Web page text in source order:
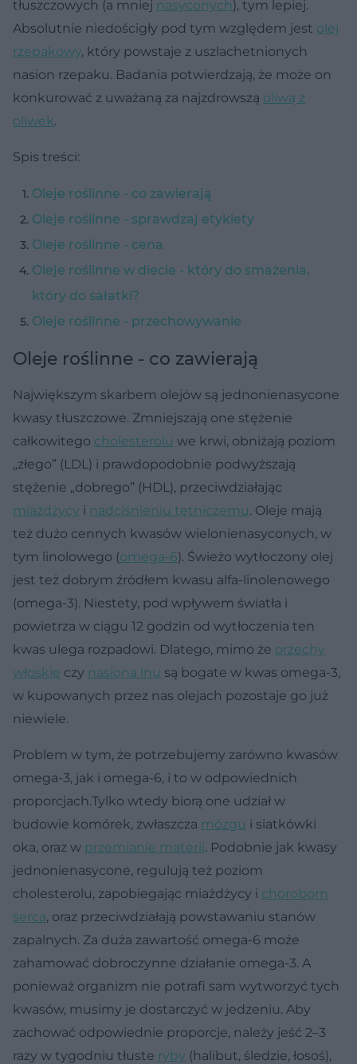
tłuszczowych (a mniej nasyconych), tym lepiej.
Absolutnie niedościgły pod tym względem jest olej
rzepakowy, który powstaje z uszlachetnionych
nasion rzepaku. Badania potwierdzają, że może on
konkurować z uważaną za najzdrowszą oliwą z
oliwek.
Spis treści:
Oleje roślinne - co zawierają
Oleje roślinne - sprawdzaj etykiety
Oleje roślinne - cena
Oleje roślinne w diecie - który do smażenia,
który do sałatki?
Oleje roślinne - przechowywanie
Oleje roślinne - co zawierają
Największym skarbem olejów są jednonienasycone
kwasy tłuszczowe. Zmniejszają one stężenie
całkowitego cholesterolu we krwi, obniżają poziom
„złego” (LDL) i prawdopodobnie podwyższają
stężenie „dobrego” (HDL), przeciwdziałając
miażdżycy i nadciśnieniu tętniczemu. Oleje mają
też dużo cennych kwasów wielonienasyconych, w
tym linolowego (omega-6). Świeżo wytłoczony olej
jest też dobrym źródłem kwasu alfa-linolenowego
(omega-3). Niestety, pod wpływem światła i
powietrza w ciągu 12 godzin od wytłoczenia ten
kwas ulega rozpadowi. Dlatego, mimo że orzechy
włoskie czy nasiona lnu są bogate w kwas omega-3,
w kupowanych przez nas olejach pozostaje go już
niewiele.
Problem w tym, że potrzebujemy zarówno kwasów
omega-3, jak i omega-6, i to w odpowiednich
proporcjach.Tylko wtedy biorą one udział w
budowie komórek, zwłaszcza mózgu i siatkówki
oka, oraz w przemianie materii. Podobnie jak kwasy
jednonienasycone, regulują też poziom
cholesterolu, zapobiegając miażdżycy i chorobom
serca, oraz przeciwdziałają powstawaniu stanów
zapalnych. Za duża zawartość omega-6 może
zahamować dobroczynne działanie omega-3. A
ponieważ organizm nie potrafi sam wytworzyć tych
kwasów, musimy je dostarczyć w jedzeniu. Aby
zachować odpowiednie proporcje, należy jeść 2–3
razy w tygodniu tłuste ryby (halibut, śledzie, łosoś),